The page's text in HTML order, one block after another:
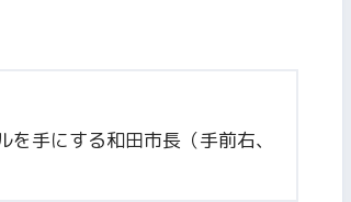
手にする和田市長（手前右、